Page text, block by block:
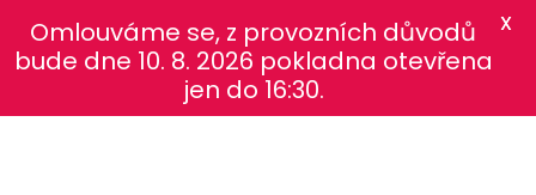
Omlouváme se, z provozních důvodů
bude dne 10. 8. 2026 pokladna otevřena
jen do 16:30.
X